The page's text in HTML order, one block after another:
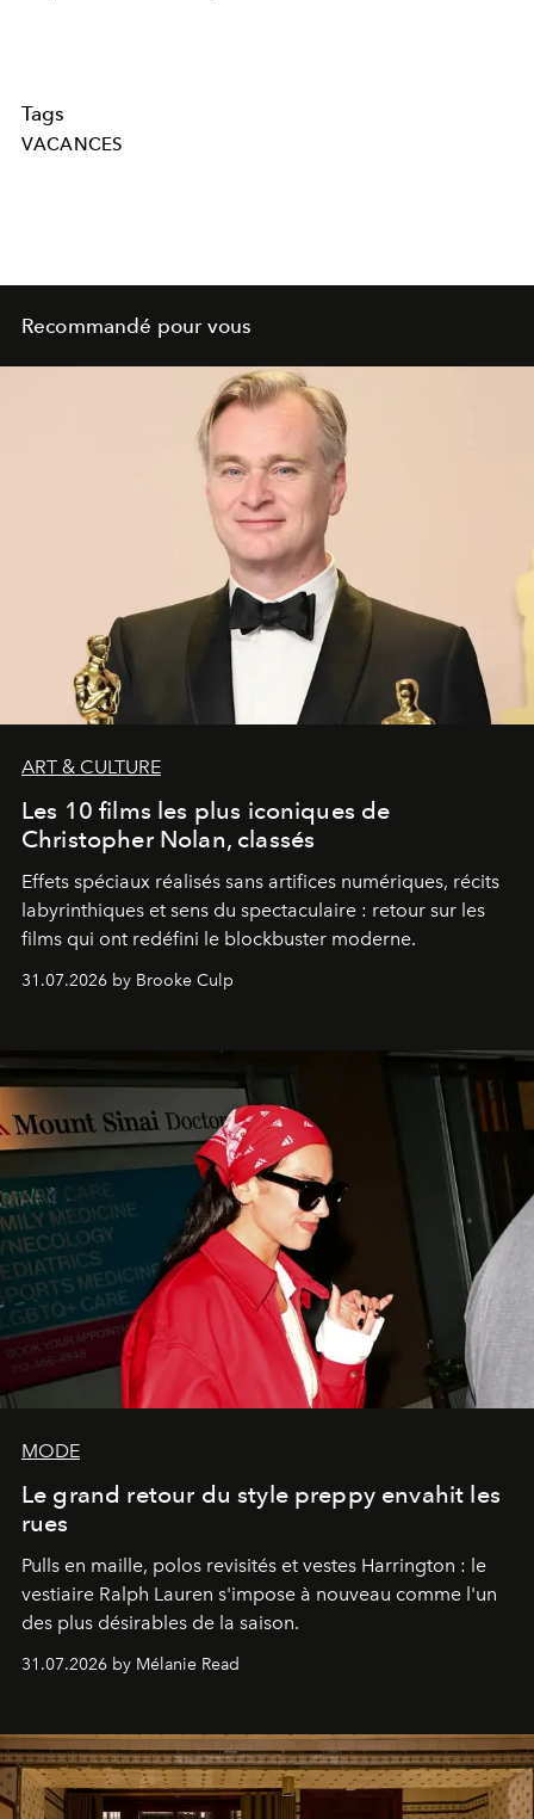
Tags
VACANCES
Recommandé pour vous
ART & CULTURE
Les 10 films les plus iconiques de
Christopher Nolan, classés
Effets spéciaux réalisés sans artifices numériques, récits
labyrinthiques et sens du spectaculaire : retour sur les
films qui ont redéfini le blockbuster moderne.
31.07.2026 by Brooke Culp
MODE
Le grand retour du style preppy envahit les
rues
Pulls en maille, polos revisités et vestes Harrington : le
vestiaire Ralph Lauren s'impose à nouveau comme l'un
des plus désirables de la saison.
31.07.2026 by Mélanie Read